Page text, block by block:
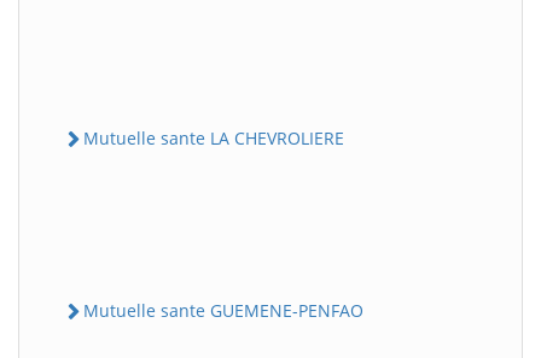
Mutuelle sante LA CHEVROLIERE
Mutuelle sante GUEMENE-PENFAO